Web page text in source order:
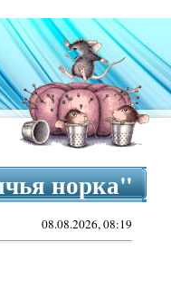
норка"
08.08.2026, 08:19